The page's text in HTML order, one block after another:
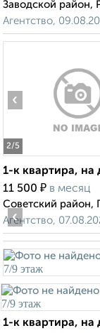
Заводской район,
Агентство,
2/5
‹
1-к квартира, на
11 500 ₽ в месяц
Советский район,
Агентство,
‹
1-к квартира, на